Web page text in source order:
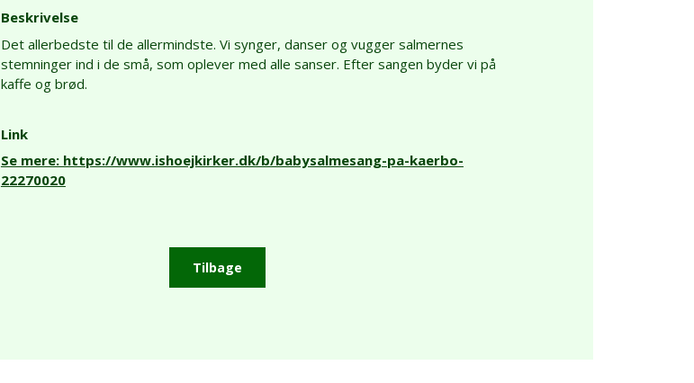
Beskrivelse
Det allerbedste til de allermindste. Vi synger, danser og vugger salmernes
stemninger ind i de små, som oplever med alle sanser. Efter sangen byder vi på
kaffe og brød.
Link
Se mere: https://www.ishoejkirker.dk/b/babysalmesang-pa-kaerbo-
22270020
Tilbage